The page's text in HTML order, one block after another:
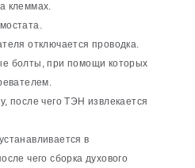
клеммах.
отключается проводка.
болты, при помощи которых
после чего ТЭН извлекается
в
чего сборка духового